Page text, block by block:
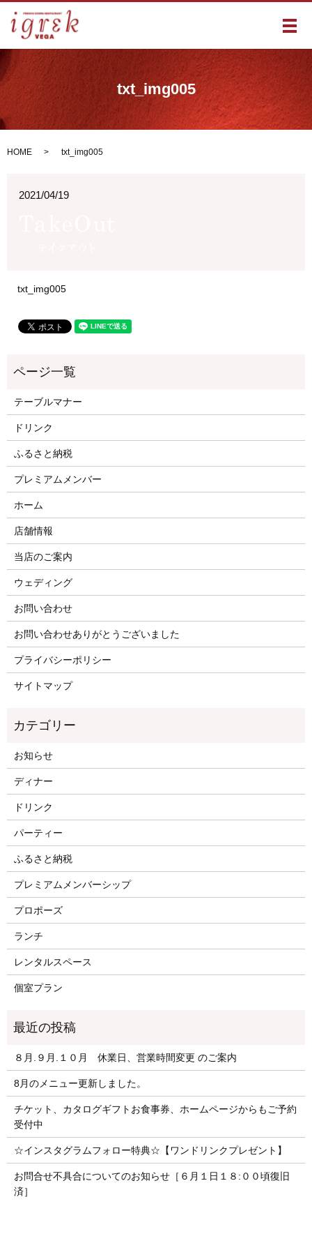
メ
txt_img005
HOME txt_img005
2021/04/19
txt_img005
テーブルマナー
ドリンク
ふるさと納税
プレミアムメンバー
ホーム
店舗情報
当店のご案内
ウェディング
お問い合わせ
お問い合わせありがとうございました
プライバシーポリシー
サイトマップ
お知らせ
ディナー
ドリンク
パーティー
ふるさと納税
プレミアムメンバーシップ
プロポーズ
ランチ
レンタルスペース
個室プラン
８月.９月.１０月 休業日、営業時間変更 のご案内
8月のメニュー更新しました。
チケット、カタログギフトお食事券、ホームページからもご予約
受付中
☆インスタグラムフォロー特典☆【ワンドリンクプレゼント】
お問合せ不具合についてのお知らせ［６月１日１８:００頃復旧
済］